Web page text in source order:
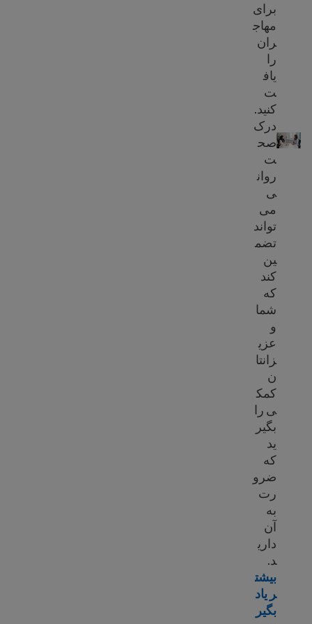
سلامت روان چیست؟
برای
مهاج
ران
را
یاف
ت
کنید.
درک
صح
ت
روان
ی
می
تواند
تضم
ین
کند
که
شما
و
عزی
زانتا
ن
کمک
ی را
بگیر
ید
که
ضرو
رت
به
آن
داری
د.
بیشت
ر یاد
بگیر